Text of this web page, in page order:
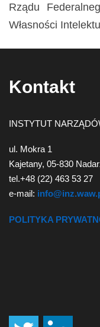
Rządu
Własności
Kontakt
INSTYTUT
ul. Mokra 1
Kajetany, 05-830
tel.+48 (22) 463 53 27
e-mail:
POLITYKA